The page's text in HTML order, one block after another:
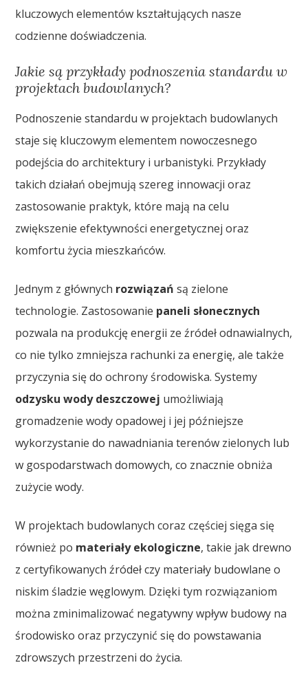
kluczowych elementów kształtujących nasze
codzienne doświadczenia.
Jakie są przykłady podnoszenia standardu w
projektach budowlanych?
Podnoszenie standardu w projektach budowlanych
staje się kluczowym elementem nowoczesnego
podejścia do architektury i urbanistyki. Przykłady
takich działań obejmują szereg innowacji oraz
zastosowanie praktyk, które mają na celu
zwiększenie efektywności energetycznej oraz
komfortu życia mieszkańców.
Jednym z głównych rozwiązań są zielone
technologie. Zastosowanie paneli słonecznych
pozwala na produkcję energii ze źródeł odnawialnych,
co nie tylko zmniejsza rachunki za energię, ale także
przyczynia się do ochrony środowiska. Systemy
odzysku wody deszczowej umożliwiają
gromadzenie wody opadowej i jej późniejsze
wykorzystanie do nawadniania terenów zielonych lub
w gospodarstwach domowych, co znacznie obniża
zużycie wody.
W projektach budowlanych coraz częściej sięga się
również po materiały ekologiczne, takie jak drewno
z certyfikowanych źródeł czy materiały budowlane o
niskim śladzie węglowym. Dzięki tym rozwiązaniom
można zminimalizować negatywny wpływ budowy na
środowisko oraz przyczynić się do powstawania
zdrowszych przestrzeni do życia.